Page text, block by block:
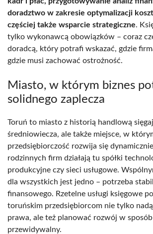
doradztwo w zakresie optymalizacji
częściej także wsparcie strategiczne.
tylko wykonawcą obowiązków – coraz
doradcą, który potrafi wskazać, gdzie
gdzie musi zachować ostrożność.
Miasto, w którym biznes
solidnego zaplecza
Toruń to miasto z historią handlową
średniowiecza, ale także miejsce, w
przedsiębiorczość rozwija się
rodzinnych firm działają tu spółki
produkcyjne czy sieci usługowe.
dla wszystkich jest jedno – potrzeba
finansowego. Rzetelne usługi księgowe
toruńskim przedsiębiorcom nie tylko
prawa, ale też planować rozwój w
przewidywalny.